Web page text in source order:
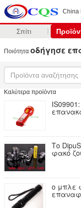
China
Σπίτι
Ποιότητα οδήγησε
Καλύτερα προϊόντα
Το
φακό
ο μπλε